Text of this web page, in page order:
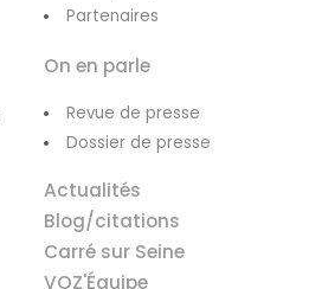
Partenaires
On en parle
Revue de presse
Dossier de presse
Actualités
Blog/citations
Carré sur Seine
VOZ'Équipe